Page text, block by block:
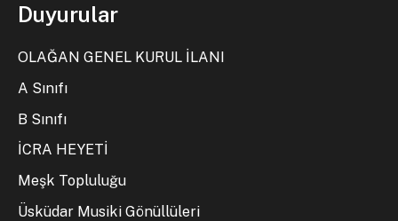
Duyurular
OLAĞAN GENEL KURUL İLANI
A Sınıfı
B Sınıfı
İCRA HEYETİ
Meşk Topluluğu
Üsküdar Musiki Gönüllüleri